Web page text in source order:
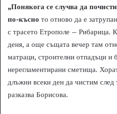
„Понякога се случва да
по-късно то отново да е
с трасето Етрополе – Рибарица.
деня, а още същата вечер там
матраци, строителни отпадъци и
нерегламентирани сметища.
длъжни всеки ден да чистим след
разказва Борисова.